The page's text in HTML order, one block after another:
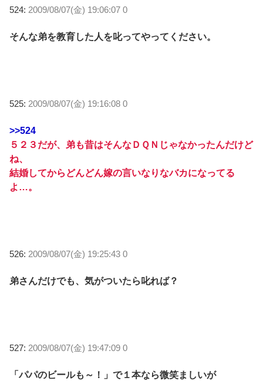
524: 2009/08/07(金) 19:06:07 0
そんな弟を教育した人を叱ってやってください。
525: 2009/08/07(金) 19:16:08 0
>>524
５２３だが、弟も昔はそんなＤＱＮじゃなかったんだけど
ね、
結婚してからどんどん嫁の言いなりなバカになってる
よ…。
526: 2009/08/07(金) 19:25:43 0
弟さんだけでも、気がついたら叱れば？
527: 2009/08/07(金) 19:47:09 0
「パパのビールも～！」で１本なら微笑ましいが